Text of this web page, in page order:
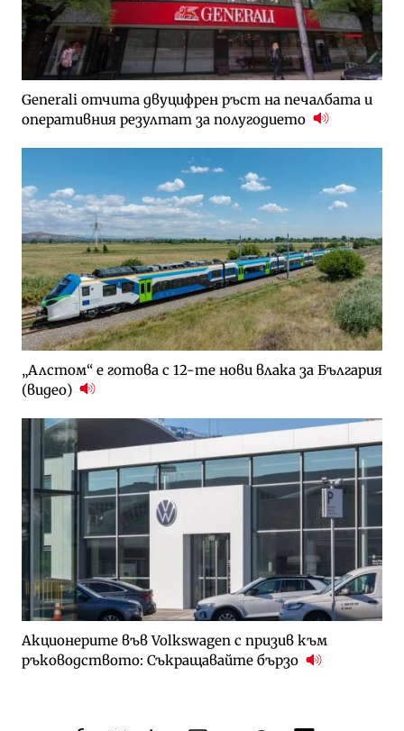
Generali отчита двуцифрен ръст на печалбата и
оперативния резултат за полугодието
„Алстом“ е готова с 12-те нови влака за България
(видео)
Акционерите във Volkswagen с призив към
ръководството: Съкращавайте бързо